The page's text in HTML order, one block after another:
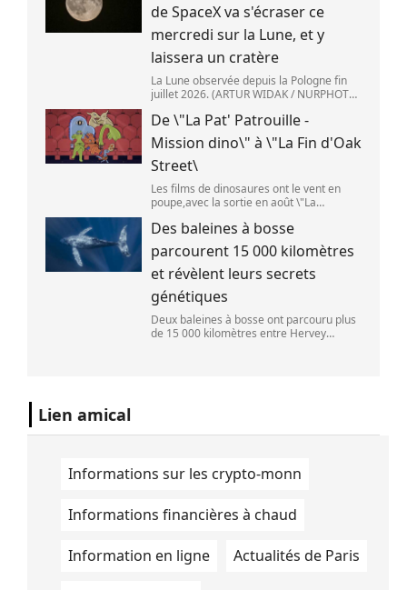
de SpaceX va s'écraser ce
mercredi sur la Lune, et y
laissera un cratère
La Lune observée depuis la Pologne fin
juillet 2026. (ARTUR WIDAK / NURPHOTO
SpaceX doit s\'écraser accidentellement
sur la Lune,mercredi 5 août. Cette coll
De \"La Pat' Patrouille -
Mission dino\" à \"La Fin d'Oak
Street\
Les films de dinosaures ont le vent en
poupe,avec la sortie en août \"La
d\'Oak Street\". (APOLLONIA HILVERDA /
Des baleines à bosse
parcourent 15 000 kilomètres
et révèlent leurs secrets
génétiques
Deux baleines à bosse ont parcouru plus
de 15 000 kilomètres entre Hervey
Lien amical
Informations sur les crypto-monn
Informations financières à chaud
Information en ligne Actualités de Paris